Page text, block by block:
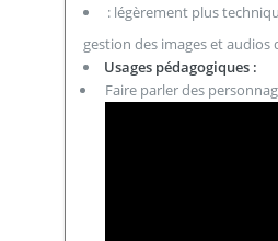
: légèrement plus
gestion des images et audios
Usages pédagogiques :
Faire parler des